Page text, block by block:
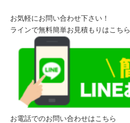
お気軽にお問い合わせ下さい！
ラインで無料簡単お見積もりはこちら
お電話でのお問い合わせはこちら